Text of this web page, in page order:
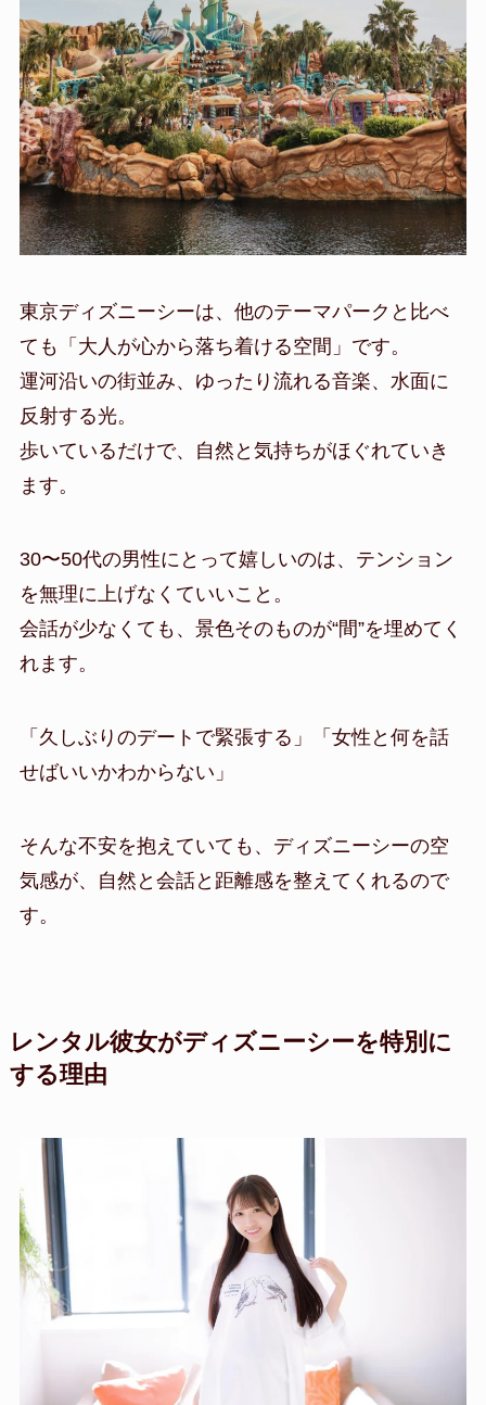
東京ディズニーシーは、他のテーマパークと比べ
ても「大人が心から落ち着ける空間」です。
運河沿いの街並み、ゆったり流れる音楽、水面に
反射する光。
歩いているだけで、自然と気持ちがほぐれていき
ます。
30〜50代の男性にとって嬉しいのは、テンション
を無理に上げなくていいこと。
会話が少なくても、景色そのものが“間”を埋めてく
れます。
「久しぶりのデートで緊張する」「女性と何を話
せばいいかわからない」
そんな不安を抱えていても、ディズニーシーの空
気感が、自然と会話と距離感を整えてくれるので
す。
レンタル彼女がディズニーシーを特別に
する理由